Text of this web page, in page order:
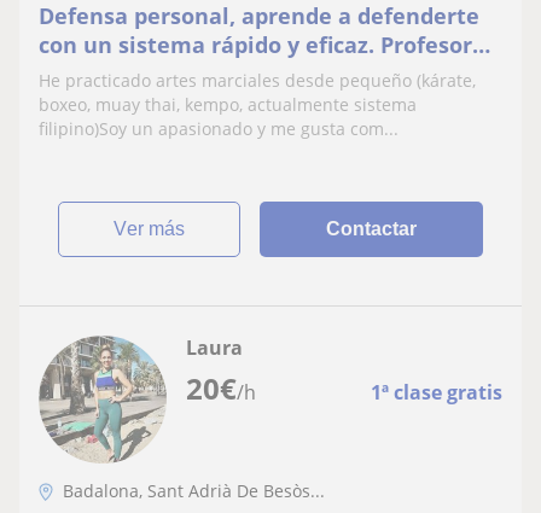
Defensa personal, aprende a defenderte
con un sistema rápido y eficaz. Profesor
muy implicado. Clases a domicilio o en
parques públicos. Zona Badalona. Precio
sesión pack de Saludos :)
He practicado artes marciales desde pequeño (kárate,
boxeo, muay thai, kempo, actualmente sistema
filipino)Soy un apasionado y me gusta com...
ver más Contactar
20€/h 1ª clase gratis
Laura
Badalona, Sant Adrià De Besòs...